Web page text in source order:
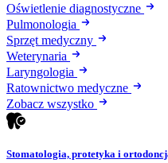
Oświetlenie diagnostyczne
Pulmonologia
Sprzęt medyczny
Weterynaria
Laryngologia
Ratownictwo medyczne
Zobacz wszystko
Stomatologia, protetyka i